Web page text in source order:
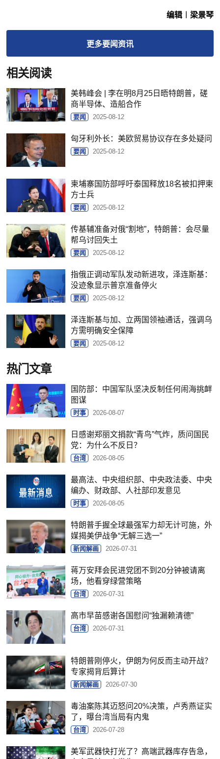
编辑︱梁景琴
更多要闻资讯
相关阅读
美韩峰会 | 李在明8月25日晤特朗普，磋
商半导体、造船合作
要闻 2025-08-12
匈牙利外长：美欧贸易协议存在多处疑问
要闻 2025-08-12
柬埔寨国防部呼吁泰国释放18名被扣押柬
方士兵
要闻 2025-08-12
传基辅准备对俄“割地”，特朗普：会尽量
帮乌讨回失土
要闻 2025-08-12
指俄正调动军队发动新进攻，泽连斯基：
没迹象显示普京准备停火
要闻 2025-08-12
泽连斯基与加、立两国领袖通话，强调乌
方需明确安全保障
要闻 2025-08-12
热门文章
国防部：中国军队坚决反制任何闹海挑衅
图谋
时事 2026-08-07
日感谢郑丽文捐款“青鸟”气炸，质问国民
党：为什么不反日？
台湾 2026-08-05
最高法、中央组织部、中央政法委、中央
编办、财政部、人社部印发意见
时事 2026-08-05
特朗普手握全球最强军力却无计可施，外
媒揭美伊战争“无解三选一”
新闻解画 2026-07-31
蒋万安拜会民进党团不到20分钟被请离
场，他看穿绿营策略
台湾 2026-07-31
高市早苗感谢各国慰问“独漏赖清德”
台湾 2026-07-31
特朗普刚停火，伊朗为何反而主动开战？
专家揭背后算计
新闻解画 2026-07-30
毒油案陈其迈怒问20%决策，卢秀燕证实
了，曝台湾当局有内鬼
台湾 2026-07-28
美军武器快打光了？高端武器库存告急，